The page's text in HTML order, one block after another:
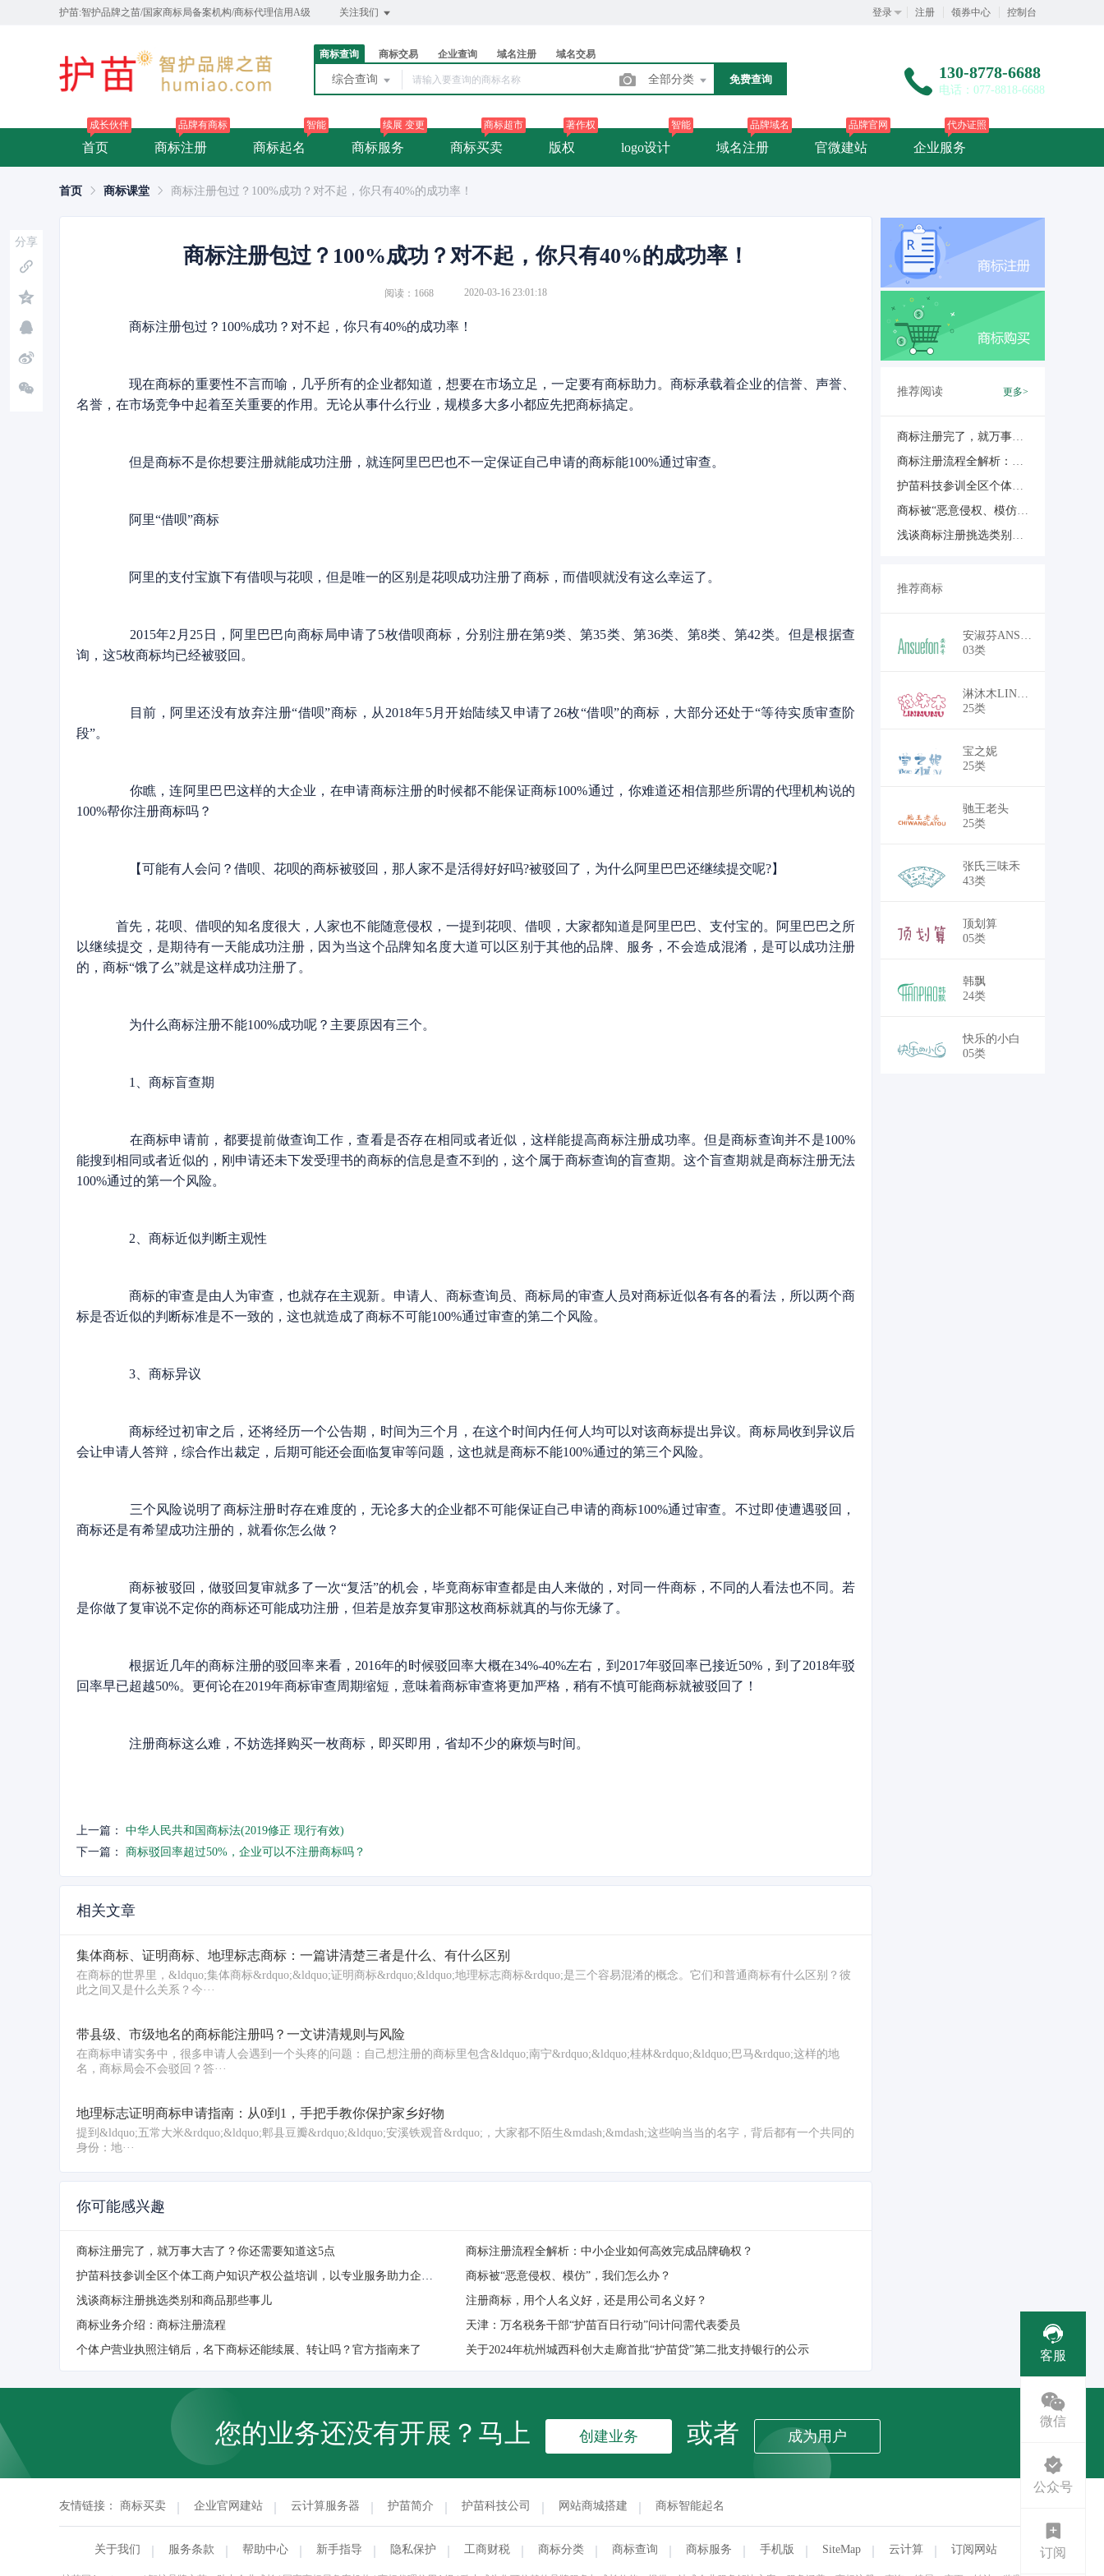
护苗:智护品牌之苗/国家商标局备案机构/商标代理信用A级 关注我们 登录 注册 领券中心 控制台
商标查询 商标交易 企业查询 域名注册 域名交易
综合查询 全部分类 免费查询 130-8778-6688
电话：077-8818-6688
首页
成长伙伴
商标注册
品牌有商标
商标起名
智能
商标服务
续展 变更
商标买卖
商标超市
版权
著作权
logo设计
智能
域名注册
品牌域名
官微建站
品牌官网
企业服务
代办证照
首页 商标课堂 商标注册包过？100%成功？对不起，你只有40%的成功率！
商标注册包过？100%成功？对不起，你只有40%的成功率！
阅读：1668 2020-03-16 23:01:18
商标注册包过？100%成功？对不起，你只有40%的成功率！
现在商标的重要性不言而喻，几乎所有的企业都知道，想要在市场立足，一定要有商标助力。商标承载着企业的信誉、声誉、
名誉，在市场竞争中起着至关重要的作用。无论从事什么行业，规模多大多小都应先把商标搞定。
但是商标不是你想要注册就能成功注册，就连阿里巴巴也不一定保证自己申请的商标能100%通过审查。
阿里“借呗”商标
阿里的支付宝旗下有借呗与花呗，但是唯一的区别是花呗成功注册了商标，而借呗就没有这么幸运了。
2015年2月25日，阿里巴巴向商标局申请了5枚借呗商标，分别注册在第9类、第35类、第36类、第8类、第42类。但是根据查
询，这5枚商标均已经被驳回。
目前，阿里还没有放弃注册“借呗”商标，从2018年5月开始陆续又申请了26枚“借呗”的商标，大部分还处于“等待实质审查阶
段”。
你瞧，连阿里巴巴这样的大企业，在申请商标注册的时候都不能保证商标100%通过，你难道还相信那些所谓的代理机构说的
100%帮你注册商标吗？
【可能有人会问？借呗、花呗的商标被驳回，那人家不是活得好好吗?被驳回了，为什么阿里巴巴还继续提交呢?】
首先，花呗、借呗的知名度很大，人家也不能随意侵权，一提到花呗、借呗，大家都知道是阿里巴巴、支付宝的。阿里巴巴之所
以继续提交，是期待有一天能成功注册，因为当这个品牌知名度大道可以区别于其他的品牌、服务，不会造成混淆，是可以成功注册
的，商标“饿了么”就是这样成功注册了。
为什么商标注册不能100%成功呢？主要原因有三个。
1、商标盲查期
在商标申请前，都要提前做查询工作，查看是否存在相同或者近似，这样能提高商标注册成功率。但是商标查询并不是100%
能搜到相同或者近似的，刚申请还未下发受理书的商标的信息是查不到的，这个属于商标查询的盲查期。这个盲查期就是商标注册无法
100%通过的第一个风险。
2、商标近似判断主观性
商标的审查是由人为审查，也就存在主观新。申请人、商标查询员、商标局的审查人员对商标近似各有各的看法，所以两个商
标是否近似的判断标准是不一致的，这也就造成了商标不可能100%通过审查的第二个风险。
3、商标异议
商标经过初审之后，还将经历一个公告期，时间为三个月，在这个时间内任何人均可以对该商标提出异议。商标局收到异议后
会让申请人答辩，综合作出裁定，后期可能还会面临复审等问题，这也就是商标不能100%通过的第三个风险。
三个风险说明了商标注册时存在难度的，无论多大的企业都不可能保证自己申请的商标100%通过审查。不过即使遭遇驳回，
商标还是有希望成功注册的，就看你怎么做？
商标被驳回，做驳回复审就多了一次“复活”的机会，毕竟商标审查都是由人来做的，对同一件商标，不同的人看法也不同。若
是你做了复审说不定你的商标还可能成功注册，但若是放弃复审那这枚商标就真的与你无缘了。
根据近几年的商标注册的驳回率来看，2016年的时候驳回率大概在34%-40%左右，到2017年驳回率已接近50%，到了2018年驳
回率早已超越50%。更何论在2019年商标审查周期缩短，意味着商标审查将更加严格，稍有不慎可能商标就被驳回了！
注册商标这么难，不妨选择购买一枚商标，即买即用，省却不少的麻烦与时间。
上一篇：
中华人民共和国商标法(2019修正 现行有效)
下一篇：
商标驳回率超过50%，企业可以不注册商标吗？
相关文章
集体商标、证明商标、地理标志商标：一篇讲清楚三者是什么、有什么区别
在商标的世界里，&ldquo;集体商标&rdquo;&ldquo;证明商标&rdquo;&ldquo;地理标志商标&rdquo;是三个容易混淆的概念。它们和普通商标有什么区别？彼
此之间又是什么关系？今···
带县级、市级地名的商标能注册吗？一文讲清规则与风险
在商标申请实务中，很多申请人会遇到一个头疼的问题：自己想注册的商标里包含&ldquo;南宁&rdquo;&ldquo;桂林&rdquo;&ldquo;巴马&rdquo;这样的地
名，商标局会不会驳回？答···
地理标志证明商标申请指南：从0到1，手把手教你保护家乡好物
提到&ldquo;五常大米&rdquo;&ldquo;郫县豆瓣&rdquo;&ldquo;安溪铁观音&rdquo;，大家都不陌生&mdash;&mdash;这些响当当的名字，背后都有一个共同的
身份：地···
你可能感兴趣
商标注册完了，就万事大吉了？你还需要知道这5点
商标注册流程全解析：中小企业如何高效完成品牌确权？
护苗科技参训全区个体工商户知识产权公益培训，以专业服务助力企业合规经营
商标被“恶意侵权、模仿”，我们怎么办？
浅谈商标注册挑选类别和商品那些事儿
注册商标，用个人名义好，还是用公司名义好？
商标业务介绍：商标注册流程
天津：万名税务干部“护苗百日行动”问计问需代表委员
个体户营业执照注销后，名下商标还能续展、转让吗？官方指南来了
关于2024年杭州城西科创大走廊首批“护苗贷”第二批支持银行的公示
推荐阅读 更多>
商标注册完了，就万事大吉了？你还需要知道这5点
商标注册流程全解析：中小企业如何高效完成品牌确权？
护苗科技参训全区个体工商户知识产权公益培训，以专业服务助力企业合规经营
商标被“恶意侵权、模仿”，我们怎么办？
浅谈商标注册挑选类别和商品那些事儿
推荐商标
安淑芬ANSUEFON
03类
￥18,700
淋沐木LINMUMU
25类
￥16,500
宝之妮
25类
￥18,700
驰王老头
25类
￥18,700
张氏三味禾
43类
￥30,250
顶划算
05类
￥30,250
韩飘
24类
￥28,050
快乐的小白
05类
￥30,250
分享
您的业务还没有开展？马上 创建业务 或者 成为用户
友情链接： 商标买卖 企业官网建站 云计算服务器 护苗简介 护苗科技公司 网站商城搭建 商标智能起名
关于我们 服务条款 帮助中心 新手指导 隐私保护 工商财税 商标分类 商标查询 商标服务 手机版 SiteMap 云计算 订阅网站
客服
微信
公众号
订阅